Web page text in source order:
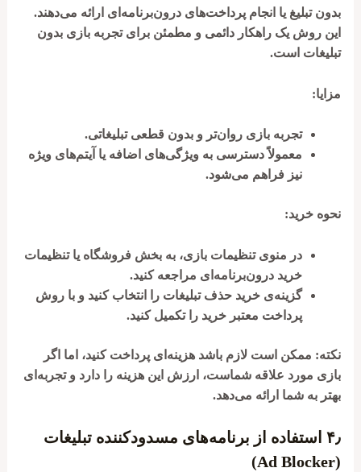
بدون تبلیغ یا انجام پرداخت‌های درون‌برنامه‌ای ارائه می‌دهند.
این روش یک راهکار دائمی و مطمئن برای تجربه بازی بدون
تبلیغات است.
مزایا:
تجربه بازی روان‌تر و بدون قطعی تبلیغاتی.
معمولاً دسترسی به ویژگی‌های اضافه یا آیتم‌های ویژه
نیز فراهم می‌شود.
نحوه خرید:
در منوی تنظیمات بازی، به بخش فروشگاه یا تنظیمات
خرید درون‌برنامه‌ای مراجعه کنید.
گزینه‌ی خرید حذف تبلیغات را انتخاب کنید و با روش
پرداخت معتبر خرید را تکمیل کنید.
نکته: ممکن است لازم باشد هزینه‌ای پرداخت کنید، اما اگر
بازی مورد علاقه شماست، ارزش این هزینه را دارد و تجربه‌ای
بهتر به شما ارائه می‌دهد.
۴٫ استفاده از برنامه‌های مسدودکننده تبلیغات
(Ad Blocker)